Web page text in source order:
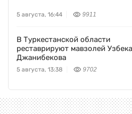
5 августа, 16:44 9911
В Туркестанской области
реставрируют мавзолей
Джанибекова
5 августа, 13:38 9702